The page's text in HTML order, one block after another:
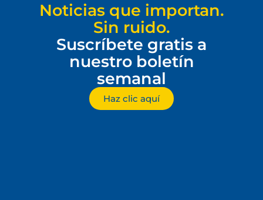
Noticias que importan.
Sin ruido.
Suscríbete gratis a
nuestro boletín
semanal
Haz clic aquí